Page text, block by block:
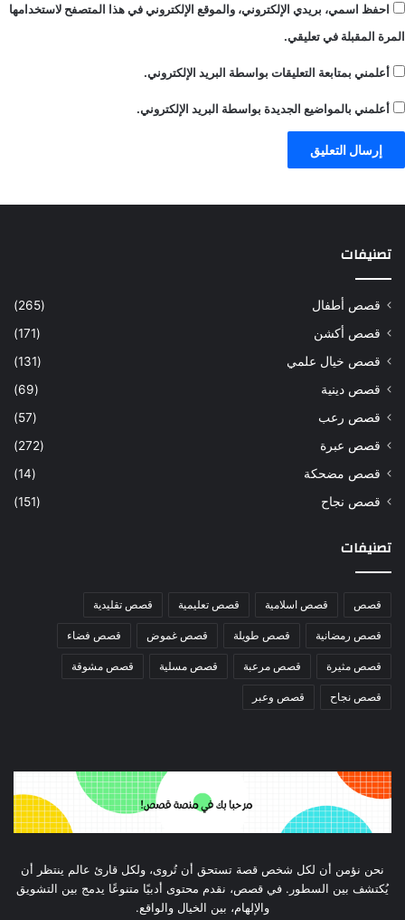
احفظ اسمي، بريدي الإلكتروني، والموقع الإلكتروني في هذا المتصفح لاستخدامها
المرة المقبلة في تعليقي.
أعلمني بمتابعة التعليقات بواسطة البريد الإلكتروني.
أعلمني بالمواضيع الجديدة بواسطة البريد الإلكتروني.
تصنيفات
قصص أطفال
(265)
قصص أكشن
(171)
قصص خيال علمي
(131)
قصص دينية
(69)
قصص رعب
(57)
قصص عبرة
(272)
قصص مضحكة
(14)
قصص نجاح
(151)
تصنيفات
قصص قصص اسلامية قصص تعليمية قصص تقليدية
قصص رمضانية قصص طويلة قصص غموض قصص فضاء
قصص مثيرة قصص مرعبة قصص مسلية قصص مشوقة
قصص نجاح قصص وعبر
نحن نؤمن أن لكل شخص قصة تستحق أن تُروى، ولكل قارئ عالم ينتظر أن
يُكتشف بين السطور. في قصص، نقدم محتوى أدبيًا متنوعًا يدمج بين التشويق
والإلهام، بين الخيال والواقع.